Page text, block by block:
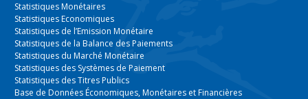
Statistiques Monétaires
Statistiques Economiques
Statistiques de l’Emission Monétaire
Statistiques de la Balance des Paiements
Statistiques du Marché Monétaire
Statistiques des Systèmes de Paiement
Statistiques des Titres Publics
Base de Données Économiques, Monétaires et Financières